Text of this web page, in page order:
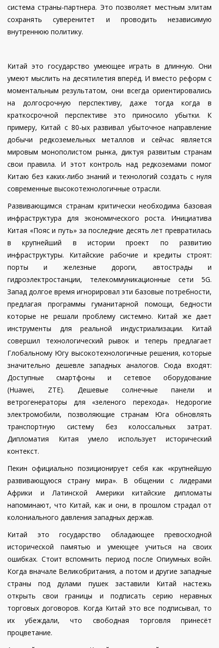
система страны-партнера. Это позволяет местным элитам
сохранять суверенитет и проводить независимую
внутреннюю политику.
Китай это государство умеющее играть в длинную. Они
умеют мыслить на десятилетия вперёд. И вместо реформ с
моментальным результатом, они всегда ориентировались
на долгосрочную перспективу, даже тогда когда в
краткосрочной перспективе это приносило убытки. К
примеру, Китай с 80-ых развивал убыточное направление
добычи редкоземельных металлов и сейчас является
мировым монополистом рынка, диктуя развитым странам
свои правила. И этот контроль над редкоземами помог
Китаю без каких-либо знаний и технологий создать с нуля
современные высокотехнологичные отрасли.
Развивающимся странам критически необходима базовая
инфраструктура для экономического роста. Инициатива
Китая «Пояс и путь» за последние десять лет превратилась
в крупнейший в истории проект по развитию
инфраструктуры. Китайские рабочие и кредиты строят:
порты и железные дороги, автострады и
гидроэлектростанции, телекоммуникационные сети 5G.
Запад долгое время игнорировал эти базовые потребности,
предлагая программы гуманитарной помощи, бедности
которые не решали проблему системно. Китай же дает
инструменты для реальной индустриализации. Китай
совершил технологический рывок и теперь предлагает
Глобальному Югу высокотехнологичные решения, которые
значительно дешевле западных аналогов. Сюда входят:
Доступные смартфоны и сетевое оборудование
(Huawei, ZTE). Дешевые солнечные панели и
ветрогенераторы для «зеленого перехода». Недорогие
электромобили, позволяющие странам Юга обновлять
транспортную систему без колоссальных затрат.
Дипломатия Китая умело использует исторический
контекст.
Пекин официально позиционирует себя как «крупнейшую
развивающуюся страну мира». В общении с лидерами
Африки и Латинской Америки китайские дипломаты
напоминают, что Китай, как и они, в прошлом страдал от
колониального давления западных держав.
Китай это государство обладающее превосходной
исторической памятью и умеющее учиться на своих
ошибках. Стоит вспомнить период после Опиумных войн.
Когда вначале Великобритания, а потом и другие западные
страны под дулами пушек заставили Китай настежь
открыть свои границы и подписать серию неравных
торговых договоров. Когда Китай это все подписывал, то
их убеждали, что свободная торговля принесёт
процветание.